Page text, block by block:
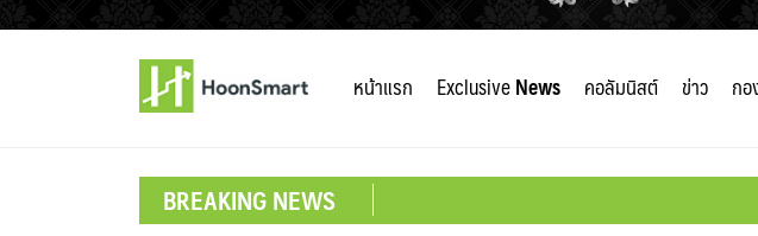
หน้าแรก ExclusiveNews คอลัมนิสต์ ข่าว ก
BREAKING NEWS